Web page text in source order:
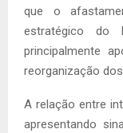
que o
estratégico do
principalmente
reorganização
A relação entre
apresentando